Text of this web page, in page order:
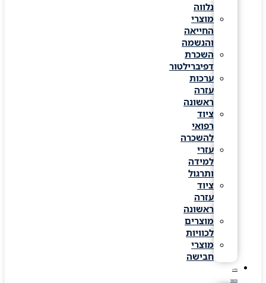
נלווה
מוצרי
החייאה
והנשמה
השכרת
דפיברילטור
ערכות
עזרה
ראשונה
ציוד
רפואי
להשכרה
עזרי
למידה
ותרגול
ציוד
עזרה
ראשונה
מוצרים
לכוויות
מוצרי
חבישה